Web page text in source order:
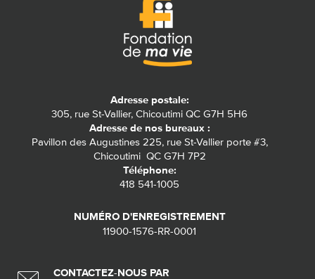
Adresse postale:
305, rue St-Vallier, Chicoutimi QC G7H 5H6
Adresse de nos bureaux :
Pavillon des Augustines 225, rue St-Vallier porte #3,
Chicoutimi QC G7H 7P2
Téléphone:
418 541-1005
NUMÉRO D'ENREGISTREMENT
11900-1576-RR-0001
CONTACTEZ-NOUS PAR